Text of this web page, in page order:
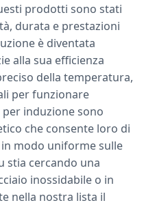
prodotti sono stati
durata e prestazioni
è diventata
alla sua efficienza
della temperatura,
per funzionare
induzione sono
che consente loro di
modo uniforme sulle
stia cercando una
inossidabile o in
nella nostra lista il